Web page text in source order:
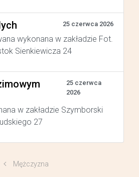
25 czerwca 2026
wykonana w zakładzie Fot.
Sienkiewicza 24
25 czerwca
2026
w zakładzie Szymborski
27
Mężczyzna